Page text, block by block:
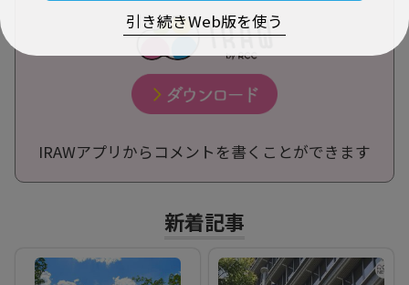
引き続きWeb版を使う
IRAWアプリからコメントを書くことができます
新着記事